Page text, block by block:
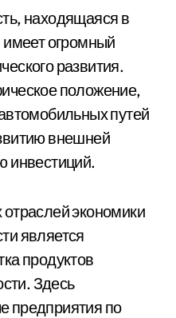
находящаяся в
имеет огромный
развития.
положение,
путей
внешней
инвестиций.
экономики
является
продуктов
Здесь
предприятия по